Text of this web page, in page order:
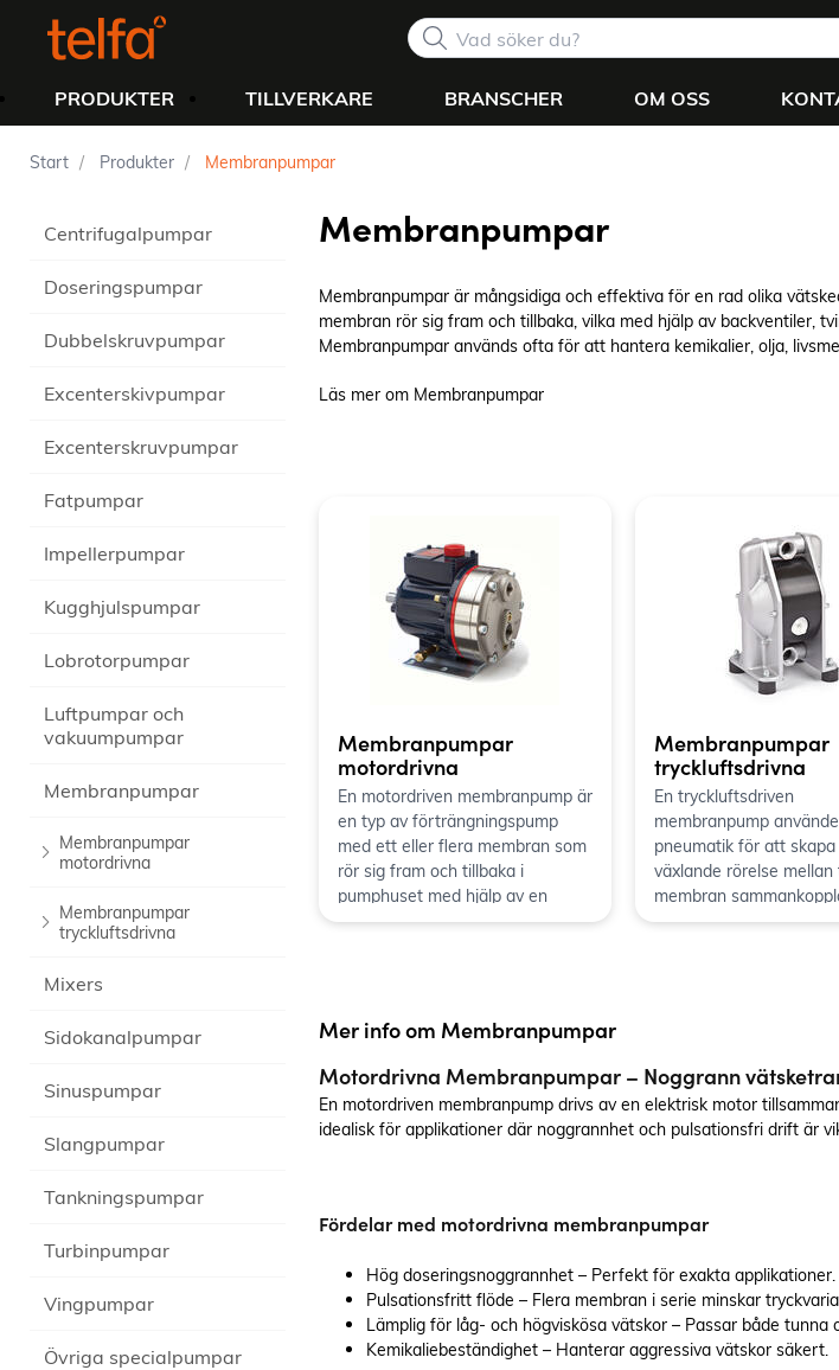
PRODUKTER TILLVERKARE BRANSCHER OM OSS
Start Produkter Membranpumpar
Centrifugalpumpar
Doseringspumpar
Dubbelskruvpumpar
Excenterskivpumpar
Excenterskruvpumpar
Fatpumpar
Impellerpumpar
Kugghjulspumpar
Lobrotorpumpar
Luftpumpar och
vakuumpumpar
Membranpumpar
Membranpumpar
motordrivna
Membranpumpar
tryckluftsdrivna
Mixers
Sidokanalpumpar
Sinuspumpar
Slangpumpar
Tankningspumpar
Turbinpumpar
Vingpumpar
Övriga specialpumpar
Membranpumpar
Membranpumpar är mångsidiga och effektiva för en rad olika
membran rör sig fram och tillbaka, vilka med hjälp av backventiler,
Membranpumpar används ofta för att hantera kemikalier, olja,
Läs mer om Membranpumpar
Membranpumpar
motordrivna
En motordriven membranpump är
en typ av förträngningspump
med ett eller flera membran som
rör sig fram och tillbaka i
pumphuset med hjälp av en
motor och varianter på utväxling.
backventiler på in- och utlopp
tvingas vätskan genom pumpen
och vidare i processen. Den här
typen av pumpar har mycket hög
noggrannhet och med flera
membran i serie ger de ett i
sprayapplikationer som oljepump
jordbruksapplikationer.
Membranpumpar används ofta
för att pumpa kemikalier, olja,
vatten eller luft i olika industriella
Membranpumpar
tryckluftsdrivna
En tryckluftsdriven
membranpump
pneumatik för att
växlande rörelse mellan
membran
en gemensam axel.
Tryckluftsdrivna
ger aldrig högre tryck än
pneumatiska drivtrycket
kan oftast köras mot
används ofta för
från förorenade
livsmedel med stora
av exempelvis bär, frukt
grönsaker.
Mer info om Membranpumpar
Motordrivna Membranpumpar – Noggrann
En motordriven membranpump drivs av en elektrisk motor
idealisk för applikationer där noggrannhet och pulsationsfri drift är
Fördelar med motordrivna membranpumpar
Hög doseringsnoggrannhet – Perfekt för exakta applikationer.
Pulsationsfritt flöde – Flera membran i serie minskar
Lämplig för låg- och högviskösa vätskor – Passar både tunna
Kemikaliebeständighet – Hanterar aggressiva vätskor säkert.